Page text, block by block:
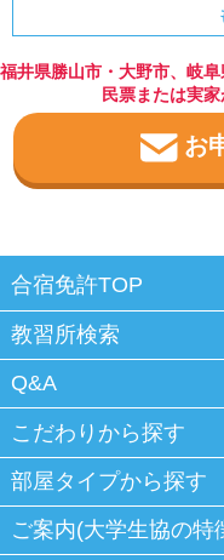
福井県勝山市・大野市、岐
民票または実
お
合宿免許TOP
教習所検索
Q&A
こだわりから探す
部屋タイプから探す
ご案内(大学生協の特